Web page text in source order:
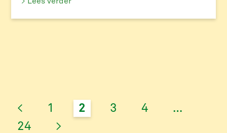
< 1 2 3 4
…
24
>